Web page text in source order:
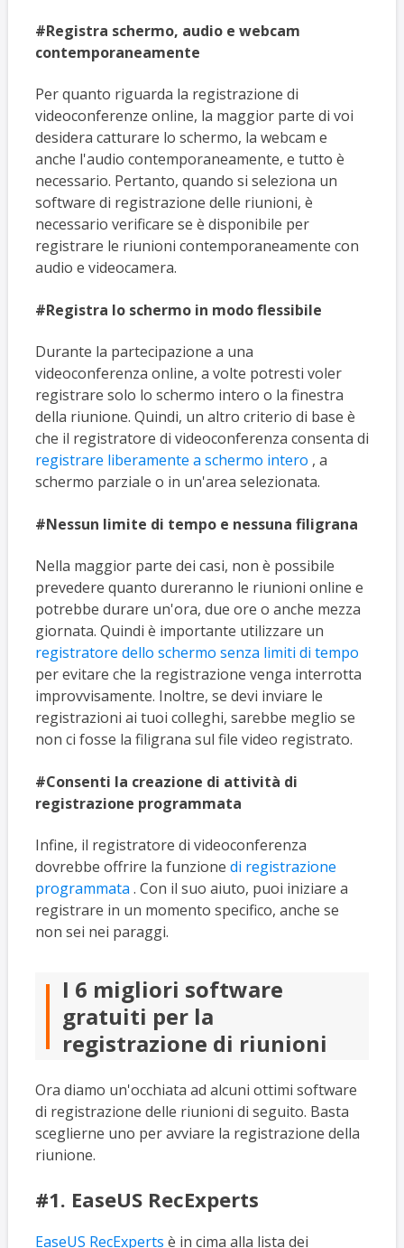
#Registra schermo, audio e webcam
contemporaneamente
Per quanto riguarda la registrazione di
videoconferenze online, la maggior parte di voi
desidera catturare lo schermo, la webcam e
anche l'audio contemporaneamente, e tutto è
necessario. Pertanto, quando si seleziona un
software di registrazione delle riunioni, è
necessario verificare se è disponibile per
registrare le riunioni contemporaneamente con
audio e videocamera.
#Registra lo schermo in modo flessibile
Durante la partecipazione a una
videoconferenza online, a volte potresti voler
registrare solo lo schermo intero o la finestra
della riunione. Quindi, un altro criterio di base è
che il registratore di videoconferenza consenta di
registrare liberamente a schermo intero , a
schermo parziale o in un'area selezionata.
#Nessun limite di tempo e nessuna filigrana
Nella maggior parte dei casi, non è possibile
prevedere quanto dureranno le riunioni online e
potrebbe durare un'ora, due ore o anche mezza
giornata. Quindi è importante utilizzare un
registratore dello schermo senza limiti di tempo
per evitare che la registrazione venga interrotta
improvvisamente. Inoltre, se devi inviare le
registrazioni ai tuoi colleghi, sarebbe meglio se
non ci fosse la filigrana sul file video registrato.
#Consenti la creazione di attività di
registrazione programmata
Infine, il registratore di videoconferenza
dovrebbe offrire la funzione di registrazione
programmata . Con il suo aiuto, puoi iniziare a
registrare in un momento specifico, anche se
non sei nei paraggi.
I 6 migliori software
gratuiti per la
registrazione di riunioni
Ora diamo un'occhiata ad alcuni ottimi software
di registrazione delle riunioni di seguito. Basta
sceglierne uno per avviare la registrazione della
riunione.
#1. EaseUS RecExperts
EaseUS RecExperts è in cima alla lista dei